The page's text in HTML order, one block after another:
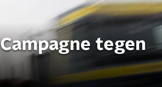
tegen